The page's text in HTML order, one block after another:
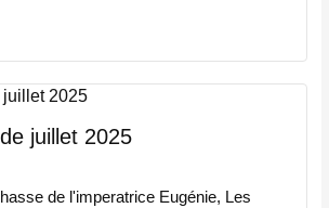
juillet 2025
de l'imperatrice Eugénie, Les